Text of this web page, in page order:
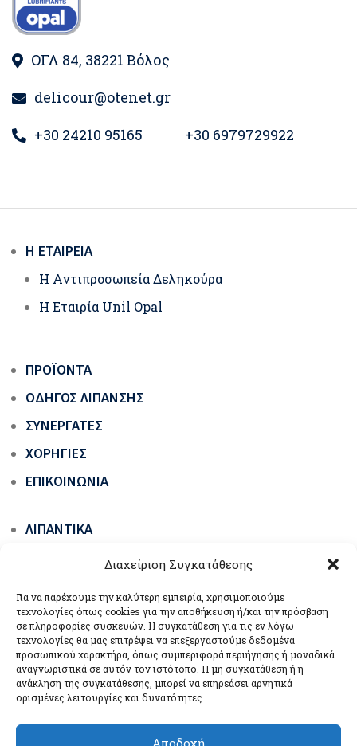
Διαχείριση Συγκατάθεσης
Για να παρέχουμε την καλύτερη εμπειρία, χρησιμοποιούμε
τεχνολογίες όπως cookies για την αποθήκευση ή/και την πρόσβαση
σε πληροφορίες συσκευών. Η συγκατάθεση για τις εν λόγω
τεχνολογίες θα μας επιτρέψει να επεξεργαστούμε δεδομένα
προσωπικού χαρακτήρα, όπως συμπεριφορά περιήγησης ή μοναδικά
αναγνωριστικά σε αυτόν τον ιστότοπο. Η μη συγκατάθεση ή η
ανάκληση της συγκατάθεσης, μπορεί να επηρεάσει αρνητικά
ορισμένες λειτουργίες και δυνατότητες.
Αποδοχή
ΟΓΛ 84, 38221 Βόλος
delicour@otenet.gr
+30 24210 95165
+30 6979729922
Η ΕΤΑΙΡΕΊΑ
Η Αντιπροσωπεία Δεληκούρα
Η Εταιρία Unil Opal
ΠΡΟΪΌΝΤΑ
ΟΔΗΓΌΣ ΛΊΠΑΝΣΗΣ
ΣΥΝΕΡΓΆΤΕΣ
ΧΟΡΗΓΊΕΣ
ΕΠΙΚΟΙΝΩΝΊΑ
ΛΙΠΑΝΤΙΚΆ
ΓΡΆΣΑ ΟΧΗΜΆΤΩΝ & ΜΗΧΑΝΗΜΆΤΩΝ ΈΡΓΩΝ
ΒΙΟΛΙΠΑΝΤΙΚΆ ΟΙΚΟΛΟΓΙΚΆ ΠΡΆΣΙΝΗΣ
ΤΕΧΝΟΛΟΓΊΑΣ
ΣΥΣΚΕΥΈΣ ΛΊΠΑΝΣΗΣ